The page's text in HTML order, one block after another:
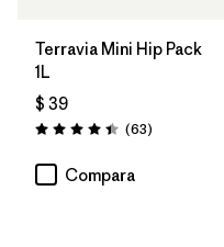
Terravia Mini Hip Pack
1L
$ 39
Valoración: 4.4 / 5
(63Comentarios
)
Compara